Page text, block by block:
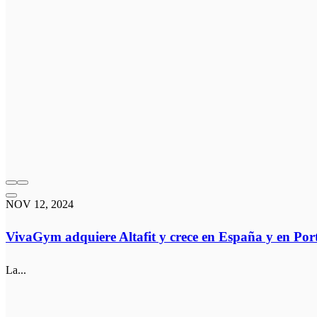
NOV 12, 2024
VivaGym adquiere Altafit y crece en España y en
La...